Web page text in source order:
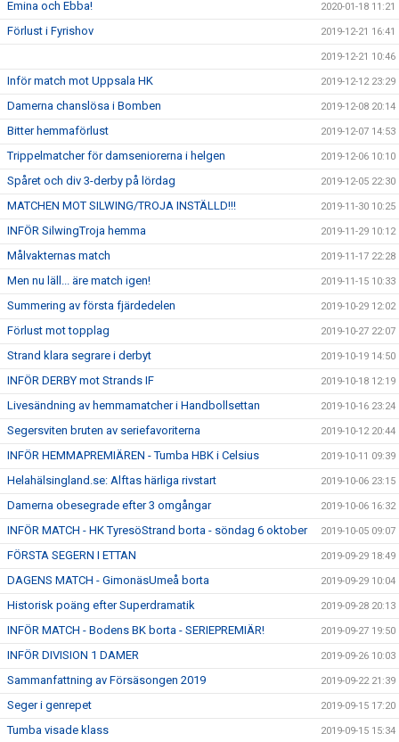
Emina och Ebba! 2020-01-18 11:21
Förlust i Fyrishov 2019-12-21 16:41
2019-12-21 10:46
Inför match mot Uppsala HK 2019-12-12 23:29
Damerna chanslösa i Bomben 2019-12-08 20:14
Bitter hemmaförlust 2019-12-07 14:53
Trippelmatcher för damseniorerna i helgen 2019-12-06 10:10
Spåret och div 3-derby på lördag 2019-12-05 22:30
MATCHEN MOT SILWING/TROJA INSTÄLLD!!! 2019-11-30 10:25
INFÖR SilwingTroja hemma 2019-11-29 10:12
Målvakternas match 2019-11-17 22:28
Men nu läll... äre match igen! 2019-11-15 10:33
Summering av första fjärdedelen 2019-10-29 12:02
Förlust mot topplag 2019-10-27 22:07
Strand klara segrare i derbyt 2019-10-19 14:50
INFÖR DERBY mot Strands IF 2019-10-18 12:19
Livesändning av hemmamatcher i Handbollsettan 2019-10-16 23:24
Segersviten bruten av seriefavoriterna 2019-10-12 20:44
INFÖR HEMMAPREMIÄREN - Tumba HBK i Celsius 2019-10-11 09:39
Helahälsingland.se: Alftas härliga rivstart 2019-10-06 23:15
Damerna obesegrade efter 3 omgångar 2019-10-06 16:32
INFÖR MATCH - HK TyresöStrand borta - söndag 6 oktober 2019-10-05 09:07
FÖRSTA SEGERN I ETTAN 2019-09-29 18:49
DAGENS MATCH - GimonäsUmeå borta 2019-09-29 10:04
Historisk poäng efter Superdramatik 2019-09-28 20:13
INFÖR MATCH - Bodens BK borta - SERIEPREMIÄR! 2019-09-27 19:50
INFÖR DIVISION 1 DAMER 2019-09-26 10:03
Sammanfattning av Försäsongen 2019 2019-09-22 21:39
Seger i genrepet 2019-09-15 17:20
Tumba visade klass 2019-09-15 15:34